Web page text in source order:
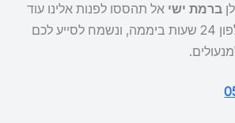
ברמת ישי אל תהססו לפנות אלינו עוד
היום! אנו זמינים בטלפון 24 שעות ביממה, ונשמח לסייע לכם